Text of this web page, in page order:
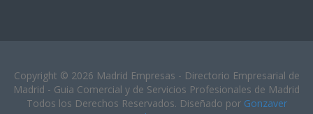
Copyright © 2026 Madrid Empresas - Directorio Empresarial de
Madrid - Guia Comercial y de Servicios Profesionales de Madrid
Todos los Derechos Reservados. Diseñado por Gonzaver